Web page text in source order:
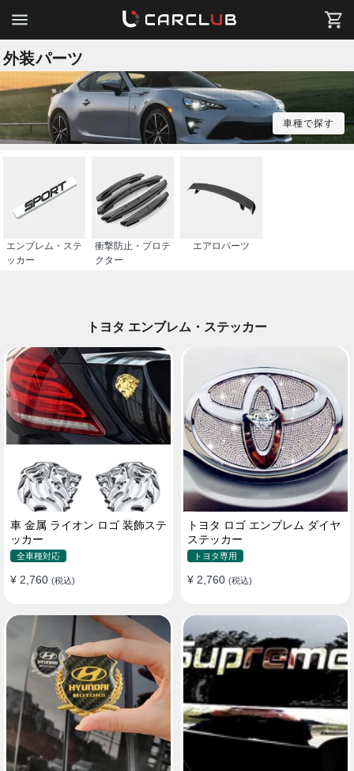
外装パーツ
車種で探す
エンブレム・ステ
ッカー
衝撃防止・プロテ
クター
エアロパーツ
トヨタ エンブレム・ステッカー
車 金属 ライオン ロゴ 装飾ステ
ッカー
全車種対応
¥ 2,760 (税込)
トヨタ ロゴ エンブレム ダイヤ
ステッカー
トヨタ専用
¥ 2,760 (税込)